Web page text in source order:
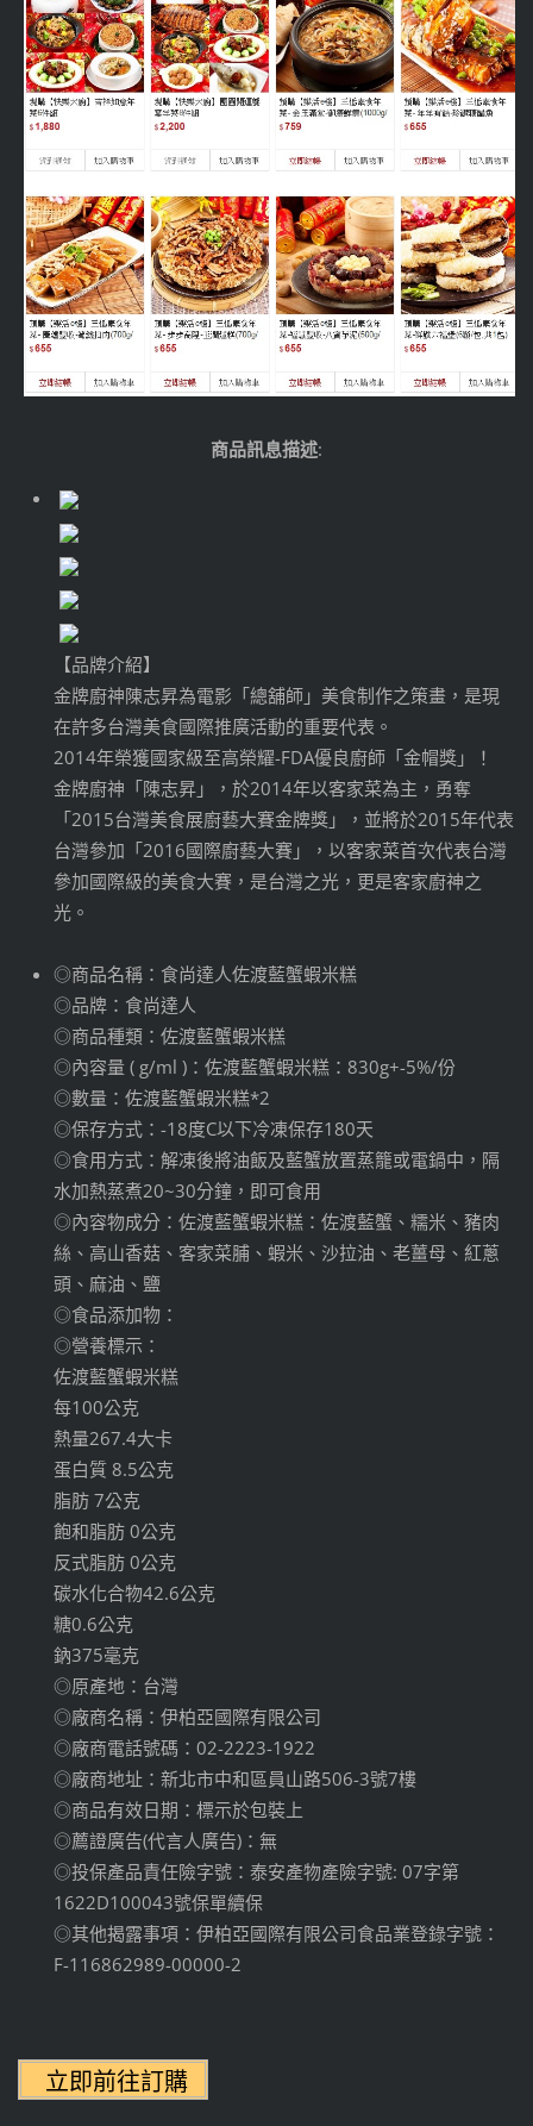
商品訊息描述:
【品牌介紹】
金牌廚神陳志昇為電影「總舖師」美食制作之策畫，是現
在許多台灣美食國際推廣活動的重要代表。
2014年榮獲國家級至高榮耀-FDA優良廚師「金帽獎」！
金牌廚神「陳志昇」，於2014年以客家菜為主，勇奪
「2015台灣美食展廚藝大賽金牌獎」，並將於2015年代表
台灣參加「2016國際廚藝大賽」，以客家菜首次代表台灣
參加國際級的美食大賽，是台灣之光，更是客家廚神之
光。
◎商品名稱：食尚達人佐渡藍蟹蝦米糕
◎品牌：食尚達人
◎商品種類：佐渡藍蟹蝦米糕
◎內容量 ( g/ml )：佐渡藍蟹蝦米糕：830g+-5%/份
◎數量：佐渡藍蟹蝦米糕*2
◎保存方式：-18度C以下冷凍保存180天
◎食用方式：解凍後將油飯及藍蟹放置蒸籠或電鍋中，隔
水加熱蒸煮20~30分鐘，即可食用
◎內容物成分：佐渡藍蟹蝦米糕：佐渡藍蟹、糯米、豬肉
絲、高山香菇、客家菜脯、蝦米、沙拉油、老薑母、紅蔥
頭、麻油、鹽
◎食品添加物：
◎營養標示：
佐渡藍蟹蝦米糕
每100公克
熱量267.4大卡
蛋白質 8.5公克
脂肪 7公克
飽和脂肪 0公克
反式脂肪 0公克
碳水化合物42.6公克
糖0.6公克
鈉375毫克
◎原產地：台灣
◎廠商名稱：伊柏亞國際有限公司
◎廠商電話號碼：02-2223-1922
◎廠商地址：新北市中和區員山路506-3號7樓
◎商品有效日期：標示於包裝上
◎薦證廣告(代言人廣告)：無
◎投保產品責任險字號：泰安產物產險字號: 07字第
1622D100043號保單續保
◎其他揭露事項：伊柏亞國際有限公司食品業登錄字號：
F-116862989-00000-2